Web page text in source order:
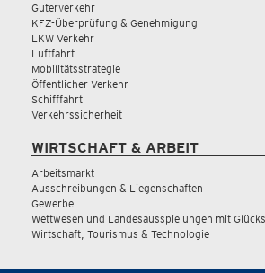
Güterverkehr
KFZ-Überprüfung & Genehmigung
LKW Verkehr
Luftfahrt
Mobilitätsstrategie
Öffentlicher Verkehr
Schifffahrt
Verkehrssicherheit
WIRTSCHAFT & ARBEIT
Arbeitsmarkt
Ausschreibungen & Liegenschaften
Gewerbe
Wettwesen und Landesausspielungen mit
Wirtschaft, Tourismus & Technologie